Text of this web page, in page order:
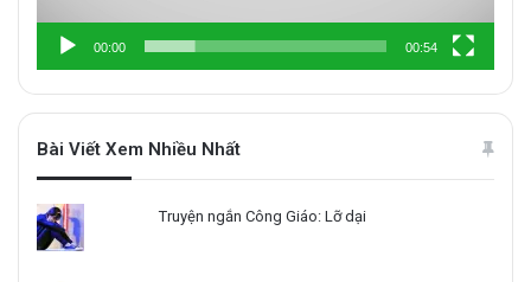
00:00 00:54
Bài Viết Xem Nhiều Nhất
Truyện ngắn Công Giáo: Lỡ dại